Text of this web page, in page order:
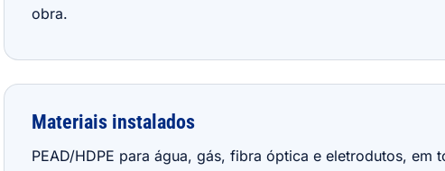
obra.
Materiais instalados
PEAD/HDPE para água, gás, fibra óptica e eletrodutos,